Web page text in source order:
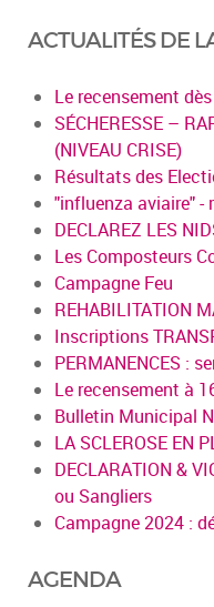
ACTUALITÉS DE
Le recensement
SÉCHERESSE –
(NIVEAU CRISE)
Résultats des
"influenza aviaire" -
DECLAREZ LES
Les Composteurs
Campagne Feu
REHABILITATION
Inscriptions
PERMANENCES :
Le recensement à
Bulletin Municipal
LA SCLEROSE EN
DECLARATION &
ou Sangliers
Campagne 2024 :
AGENDA